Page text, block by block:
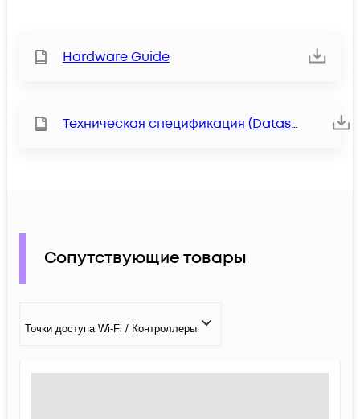
Hardware Guide
Техническая спецификация (Datasheet)
Сопутствующие товары
Точки доступа Wi-Fi / Контроллеры